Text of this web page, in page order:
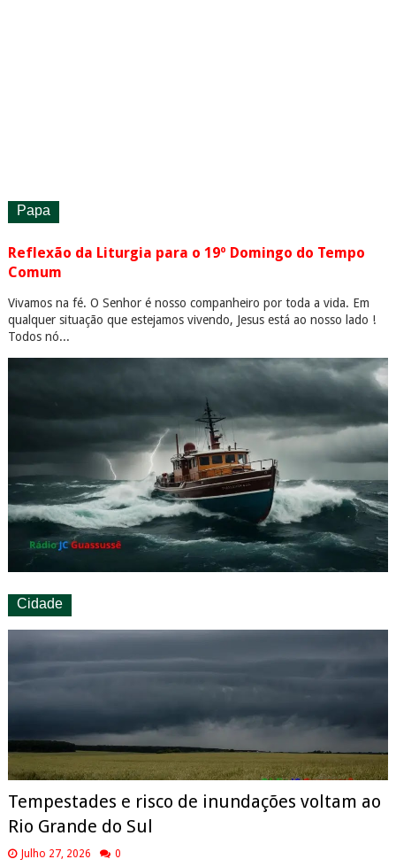
Papa
Reflexão da Liturgia para o 19º Domingo do Tempo
Comum
Vivamos na fé. O Senhor é nosso companheiro por toda a vida. Em
qualquer situação que estejamos vivendo, Jesus está ao nosso lado !
Todos nó...
Cidade
Tempestades e risco de inundações voltam ao
Rio Grande do Sul
Julho 27, 2026 0